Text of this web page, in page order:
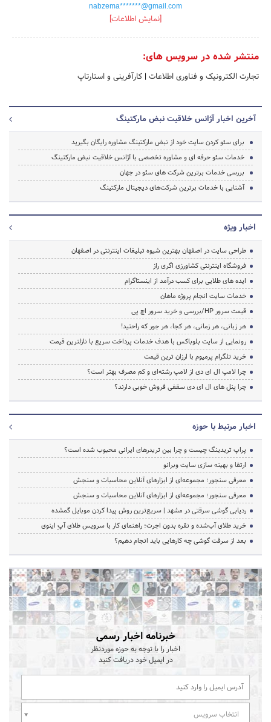
nabzema*******@gmail.com
[نمایش اطلاعات]
منتشر شده در سرویس های:
تجارت الکترونیک و فناوری اطلاعات | کارآفرینی و استارتاپ
آخرین اخبار آژانس خلاقیت نبض مارکتینگ
برای سئو کردن سایت خود از نبض مارکتینگ مشاوره رایگان بگیرید
خدمات سئو حرفه ای و مشاوره تخصصی با آژانس خلاقیت نبض مارکتینگ
بررسی خدمات برترین شرکت های سئو در جهان
آشنایی با خدمات برترین شرکت‌های دیجیتال مارکتینگ
اخبار ویژه
طراحی سایت در اصفهان بهترین شیوه تبلیغات اینترنتی در اصفهان
فروشگاه اینترنتی کشاورزی اگری راز
ایده های طلایی برای کسب درآمد از اینستاگرام
خدمات سایت انجام پروژه ماهان
قیمت سرور HP/بررسی و خرید سرور اچ پی
هر زبانی، هر زمانی، هر کجا، هر جور که راحتید!
رونمایی از سایت بلوباکس با هدف خدمات پرداخت سریع با نازلترین قیمت
خرید تلگرام پرمیوم با ارزان ترین قیمت
چرا لامپ ال ای دی از لامپ رشته‌ای و کم مصرف بهتر است؟
چرا پنل های ال ای دی سقفی فروش خوبی دارند؟
اخبار مرتبط با حوزه
پراپ تریدینگ چیست و چرا بین تریدرهای ایرانی محبوب شده است؟
ارتقا و بهینه سازی سایت وبرانو
معرفی سنجور؛ مجموعه‌ای از ابزارهای آنلاین محاسبات و سنجش
معرفی سنجور؛ مجموعه‌ای از ابزارهای آنلاین محاسبات و سنجش
ردیابی گوشی سرقتی در مشهد | سریع‌ترین روش پیدا کردن موبایل گمشده
خرید طلای آب‌شده و نقره بدون اجرت؛ راهنمای کار با سرویس طلای آپِ اینوی
بعد از سرقت گوشی چه کارهایی باید انجام دهیم؟
خبرنامه اخبار رسمی
اخبار را با توجه به حوزه موردنظر
در ایمیل خود دریافت کنید
انتخاب سرویس